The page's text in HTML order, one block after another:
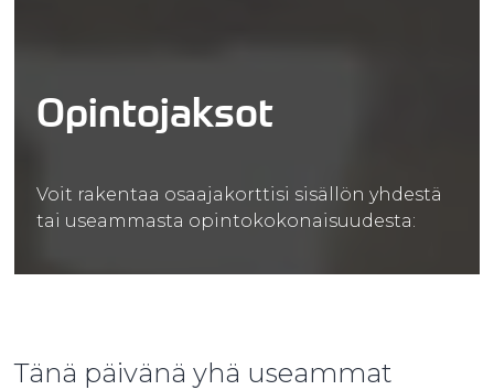
Opintojaksot
Voit rakentaa osaajakorttisi sisällön yhdestä
tai useammasta opintokokonaisuudesta:
Tänä päivänä yhä useammat